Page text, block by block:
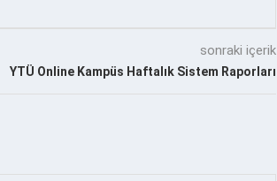
sonraki içerik
YTÜ Online Kampüs Haftalık Sistem Raporları